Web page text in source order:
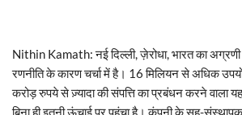
Nithin Kamath: नई दिल्ली, ज़ेरोधा, भारत का
रणनीति के कारण चर्चा में है। 16 मिलियन से अधिक
करोड़ रुपये से ज़्यादा की संपत्ति का प्रबंधन करने वाला
बिना ही इतनी ऊंचाई पर पहुंचा है। कंपनी के सह-